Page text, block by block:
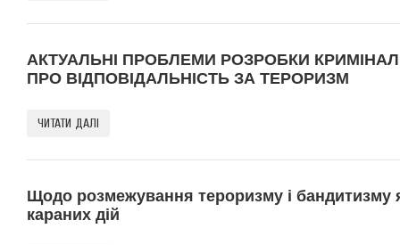
АКТУАЛЬНІ ПРОБЛЕМИ РОЗРОБКИ
ПРО ВІДПОВІДАЛЬНІСТЬ ЗА ТЕРОРИЗМ
ЧИТАТИ ДАЛІ
Щодо розмежування тероризму і бандитизму
караних дій